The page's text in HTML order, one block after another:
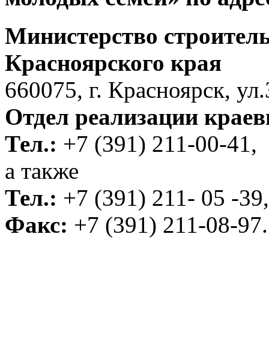
Министерство
Красноярского края
660075, г. Красноярск,
Отдел реализации
Тел.: +7 (391) 211-00-41,
а также
Тел.: +7 (391) 211- 05 -39,
Факс: +7 (391) 211-08-97.